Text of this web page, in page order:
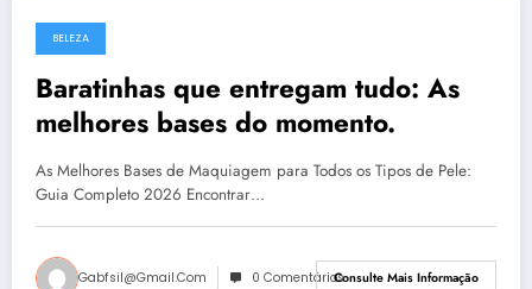
23.01.2026
BELEZA
Baratinhas que entregam tudo: As
melhores bases do momento.
As Melhores Bases de Maquiagem para Todos os Tipos de Pele:
Guia Completo 2026 Encontrar…
Gabfsil@gmail.com 0 ComentáriosConsulte Mais Informação